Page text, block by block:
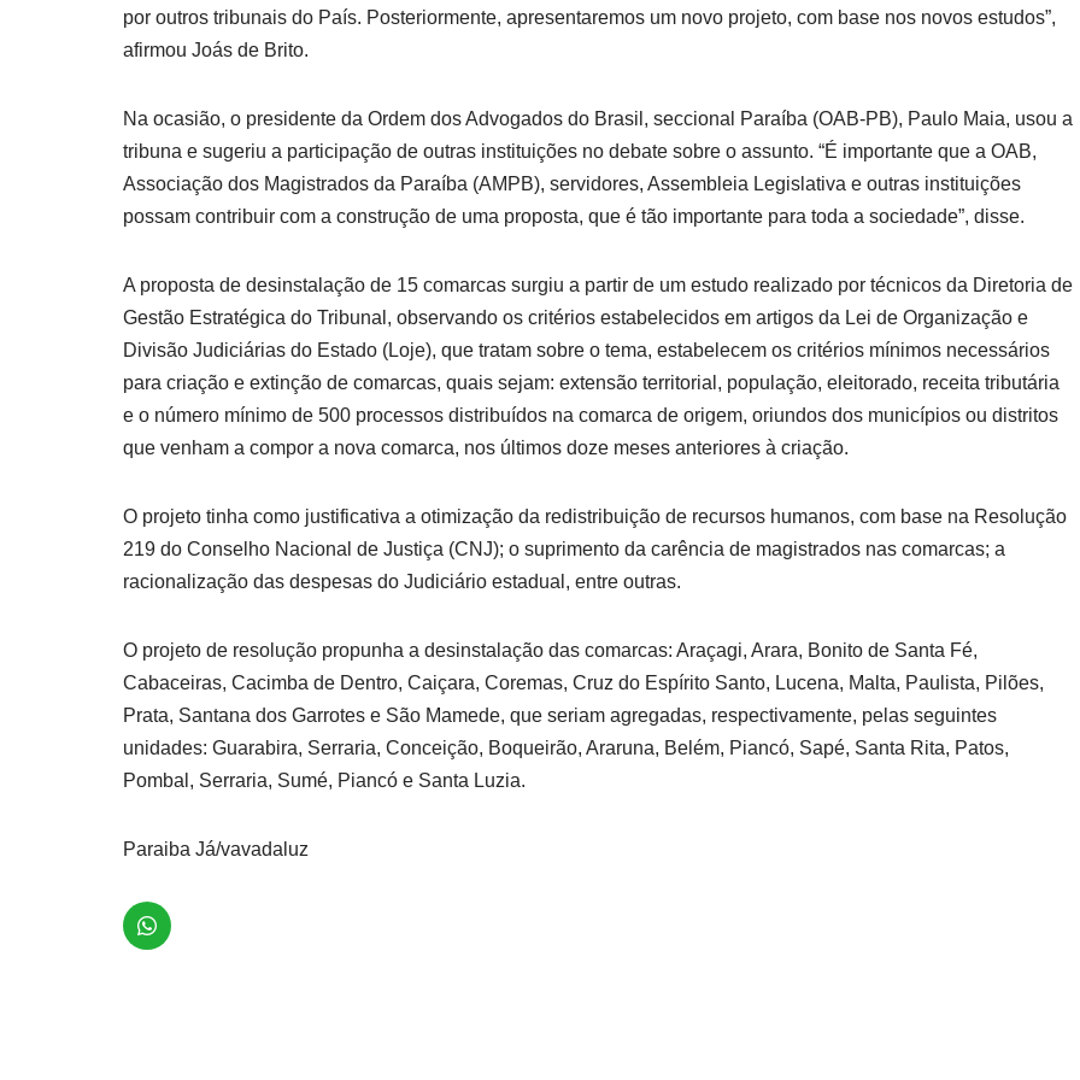
por outros tribunais do País. Posteriormente, apresentaremos um novo projeto, com base nos novos estudos”,
afirmou Joás de Brito.
Na ocasião, o presidente da Ordem dos Advogados do Brasil, seccional Paraíba (OAB-PB), Paulo Maia, usou a
tribuna e sugeriu a participação de outras instituições no debate sobre o assunto. “É importante que a OAB,
Associação dos Magistrados da Paraíba (AMPB), servidores, Assembleia Legislativa e outras instituições
possam contribuir com a construção de uma proposta, que é tão importante para toda a sociedade”, disse.
A proposta de desinstalação de 15 comarcas surgiu a partir de um estudo realizado por técnicos da Diretoria de
Gestão Estratégica do Tribunal, observando os critérios estabelecidos em artigos da Lei de Organização e
Divisão Judiciárias do Estado (Loje), que tratam sobre o tema, estabelecem os critérios mínimos necessários
para criação e extinção de comarcas, quais sejam: extensão territorial, população, eleitorado, receita tributária
e o número mínimo de 500 processos distribuídos na comarca de origem, oriundos dos municípios ou distritos
que venham a compor a nova comarca, nos últimos doze meses anteriores à criação.
O projeto tinha como justificativa a otimização da redistribuição de recursos humanos, com base na Resolução
219 do Conselho Nacional de Justiça (CNJ); o suprimento da carência de magistrados nas comarcas; a
racionalização das despesas do Judiciário estadual, entre outras.
O projeto de resolução propunha a desinstalação das comarcas: Araçagi, Arara, Bonito de Santa Fé,
Cabaceiras, Cacimba de Dentro, Caiçara, Coremas, Cruz do Espírito Santo, Lucena, Malta, Paulista, Pilões,
Prata, Santana dos Garrotes e São Mamede, que seriam agregadas, respectivamente, pelas seguintes
unidades: Guarabira, Serraria, Conceição, Boqueirão, Araruna, Belém, Piancó, Sapé, Santa Rita, Patos,
Pombal, Serraria, Sumé, Piancó e Santa Luzia.
Paraiba Já/vavadaluz